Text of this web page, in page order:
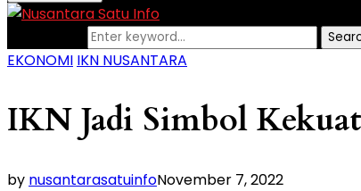
EKONOMI IKN NUSANTARA
IKN Jadi Simbol
by nusantarasatuinfoNovember 7, 2022